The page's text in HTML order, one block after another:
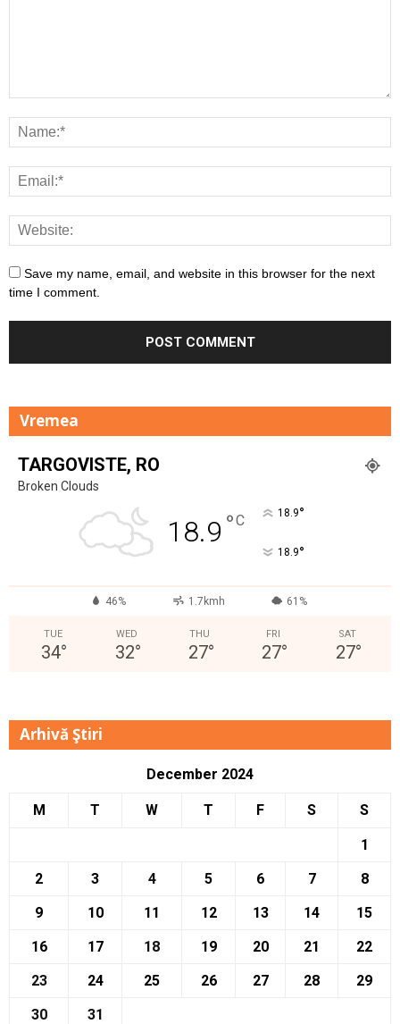
Save my name, email, and website in this browser for the next
time I comment.
Vremea
TARGOVISTE, RO
Broken Clouds
18.9 °C 18.9°
18.9°
46% 1.7kmh 61%
TUE
34°
WED
32°
THU
27°
FRI
27°
SAT
27°
Arhivă Ştiri
December 2024
M T W T F S S
1
2
3 4 5 6 7
8
9
10 11 12 13 14
15
16
17 18 19 20 21
22
23
24 25 26 27 28
29
30
31